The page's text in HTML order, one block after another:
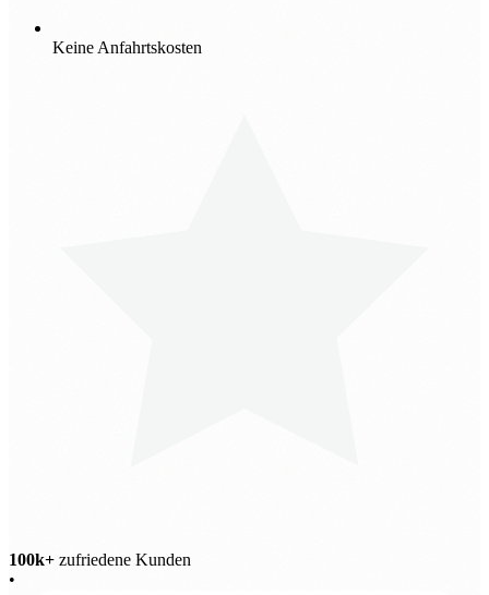
Keine Anfahrtskosten
100k+ zufriedene Kunden
•